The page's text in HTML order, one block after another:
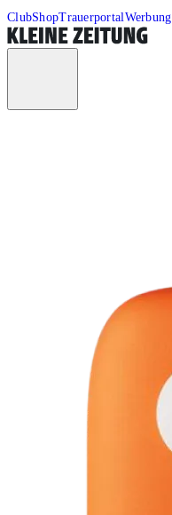
ClubShopTrauerportalWerbung